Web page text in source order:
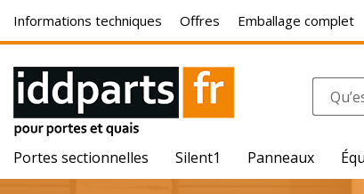
Informations techniques Offres Emballage complet
Portes sectionnelles Silent1 Panneaux